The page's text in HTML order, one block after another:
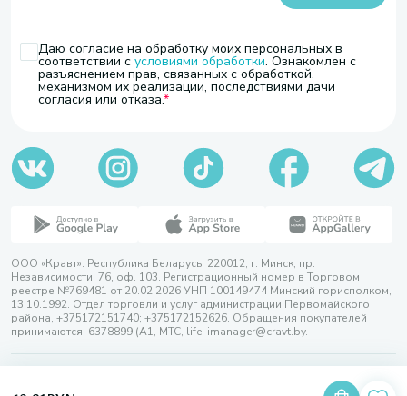
Даю согласие на обработку моих персональных в
соответствии с условиями обработки. Ознакомлен с
разъяснением прав, связанных с обработкой,
механизмом их реализации, последствиями дачи
согласия или отказа.
ООО «Кравт». Республика Беларусь, 220012, г. Минск, пр.
Независимости, 76, оф. 103. Регистрационный номер в Торговом
реестре №769481 от 20.02.2026 УНП 100149474 Минский горисполком,
13.10.1992. Отдел торговли и услуг администрации Первомайского
района, +375172151740; +375172152626. Обращения покупателей
принимаются: 6378899 (А1, МТС, life, imanager@cravt.by.